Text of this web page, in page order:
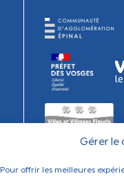
Gérer le
Pour offrir les meilleures